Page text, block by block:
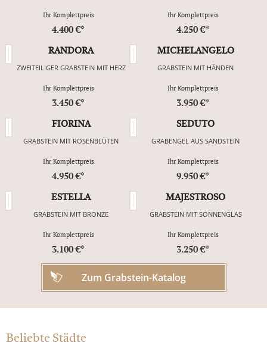
Ihr Komplettpreis
4.400 €*
Ihr Komplettpreis
4.250 €*
RANDORA
ZWEITEILIGER GRABSTEIN MIT HERZ
Ihr Komplettpreis
3.450 €*
MICHELANGELO
GRABSTEIN MIT HÄNDEN
Ihr Komplettpreis
3.950 €*
FIORINA
GRABSTEIN MIT ROSENBLÜTEN
Ihr Komplettpreis
4.950 €*
SEDUTO
GRABENGEL AUS SANDSTEIN
Ihr Komplettpreis
9.950 €*
ESTELLA
GRABSTEIN MIT BRONZE
Ihr Komplettpreis
3.100 €*
MAJESTROSO
GRABSTEIN MIT SONNENGLAS
Ihr Komplettpreis
3.250 €*
Zum Grabstein-Katalog
Beliebte Städte